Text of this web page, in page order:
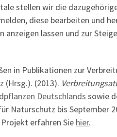
stellen wir die
diese bearbeiten und
lassen und zur
in Publikationen zur
(Hrsg.). (2013).
Deutschlands sowie
Naturschutz bis September
erfahren Sie hier.